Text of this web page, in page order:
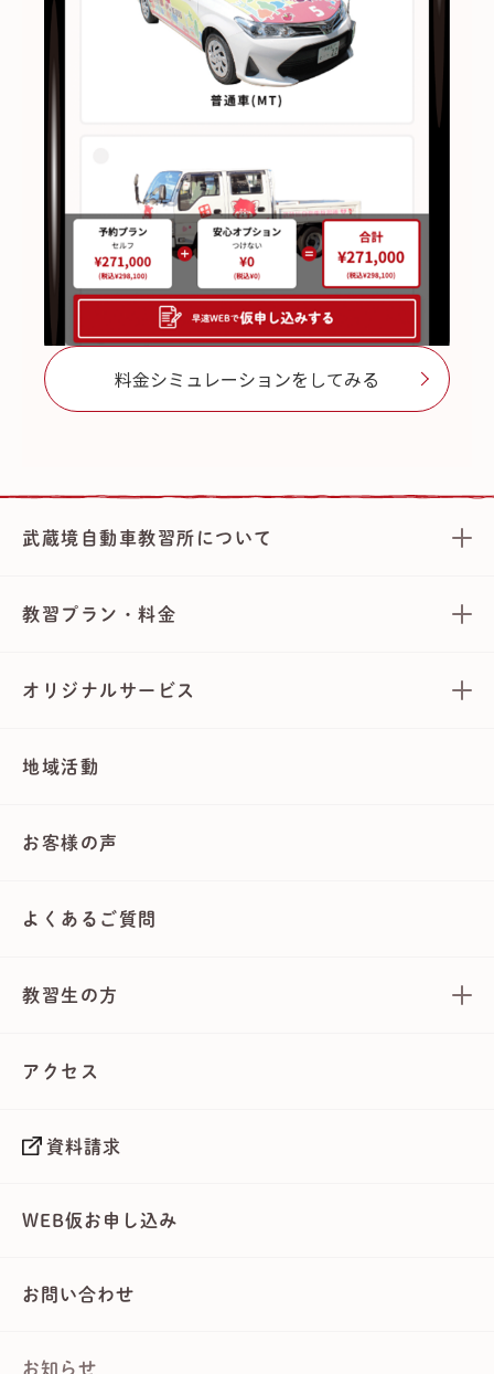
料金シミュレーションをしてみる
武蔵境自動車教習所について
教習プラン・料金
オリジナルサービス
地域活動
お客様の声
よくあるご質問
教習生の方
アクセス
資料請求
WEB仮お申し込み
お問い合わせ
お知らせ